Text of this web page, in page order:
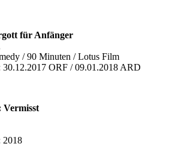
für Anfänger
/ 90 Minuten / Lotus Film
30.12.2017 ORF / 09.01.2018 ARD
Vermisst
2018